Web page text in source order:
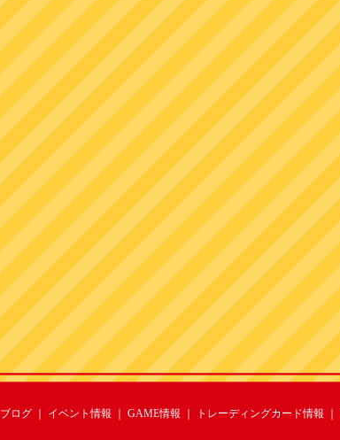
ブログ イベント情報 GAME情報 トレーディングカード情報